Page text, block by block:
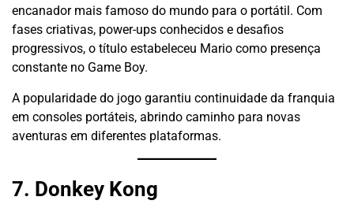
encanador mais famoso do mundo para o portátil. Com
fases criativas, power-ups conhecidos e desafios
progressivos, o título estabeleceu Mario como presença
constante no Game Boy.
A popularidade do jogo garantiu continuidade da franquia
em consoles portáteis, abrindo caminho para novas
aventuras em diferentes plataformas.
7. Donkey Kong